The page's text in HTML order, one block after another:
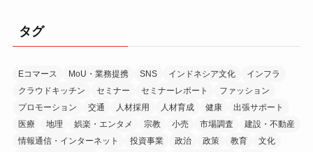
ブ
タグ
Eコマース MoU・業務提携 SNS インドネシア文化
インフラ
クラウドキッチン
セミナー セミナーレポート
ファッション
プロモーション
交通 人材採用 人材育成 健康
出張サポート
医療
地理 娯楽・エンタメ 宗教 小売 市場調査
建設・不動産
情報通信・インターネット
投資事業 政治 政策 教育
文化